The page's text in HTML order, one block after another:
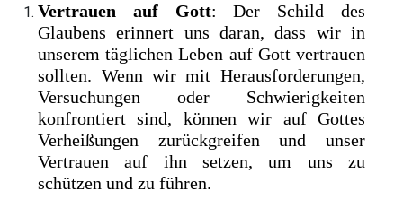
Vertrauen auf Gott: Der Schild des
Glaubens erinnert uns daran, dass wir in
unserem täglichen Leben auf Gott vertrauen
sollten. Wenn wir mit Herausforderungen,
Versuchungen oder Schwierigkeiten
konfrontiert sind, können wir auf Gottes
Verheißungen zurückgreifen und unser
Vertrauen auf ihn setzen, um uns zu
schützen und zu führen.